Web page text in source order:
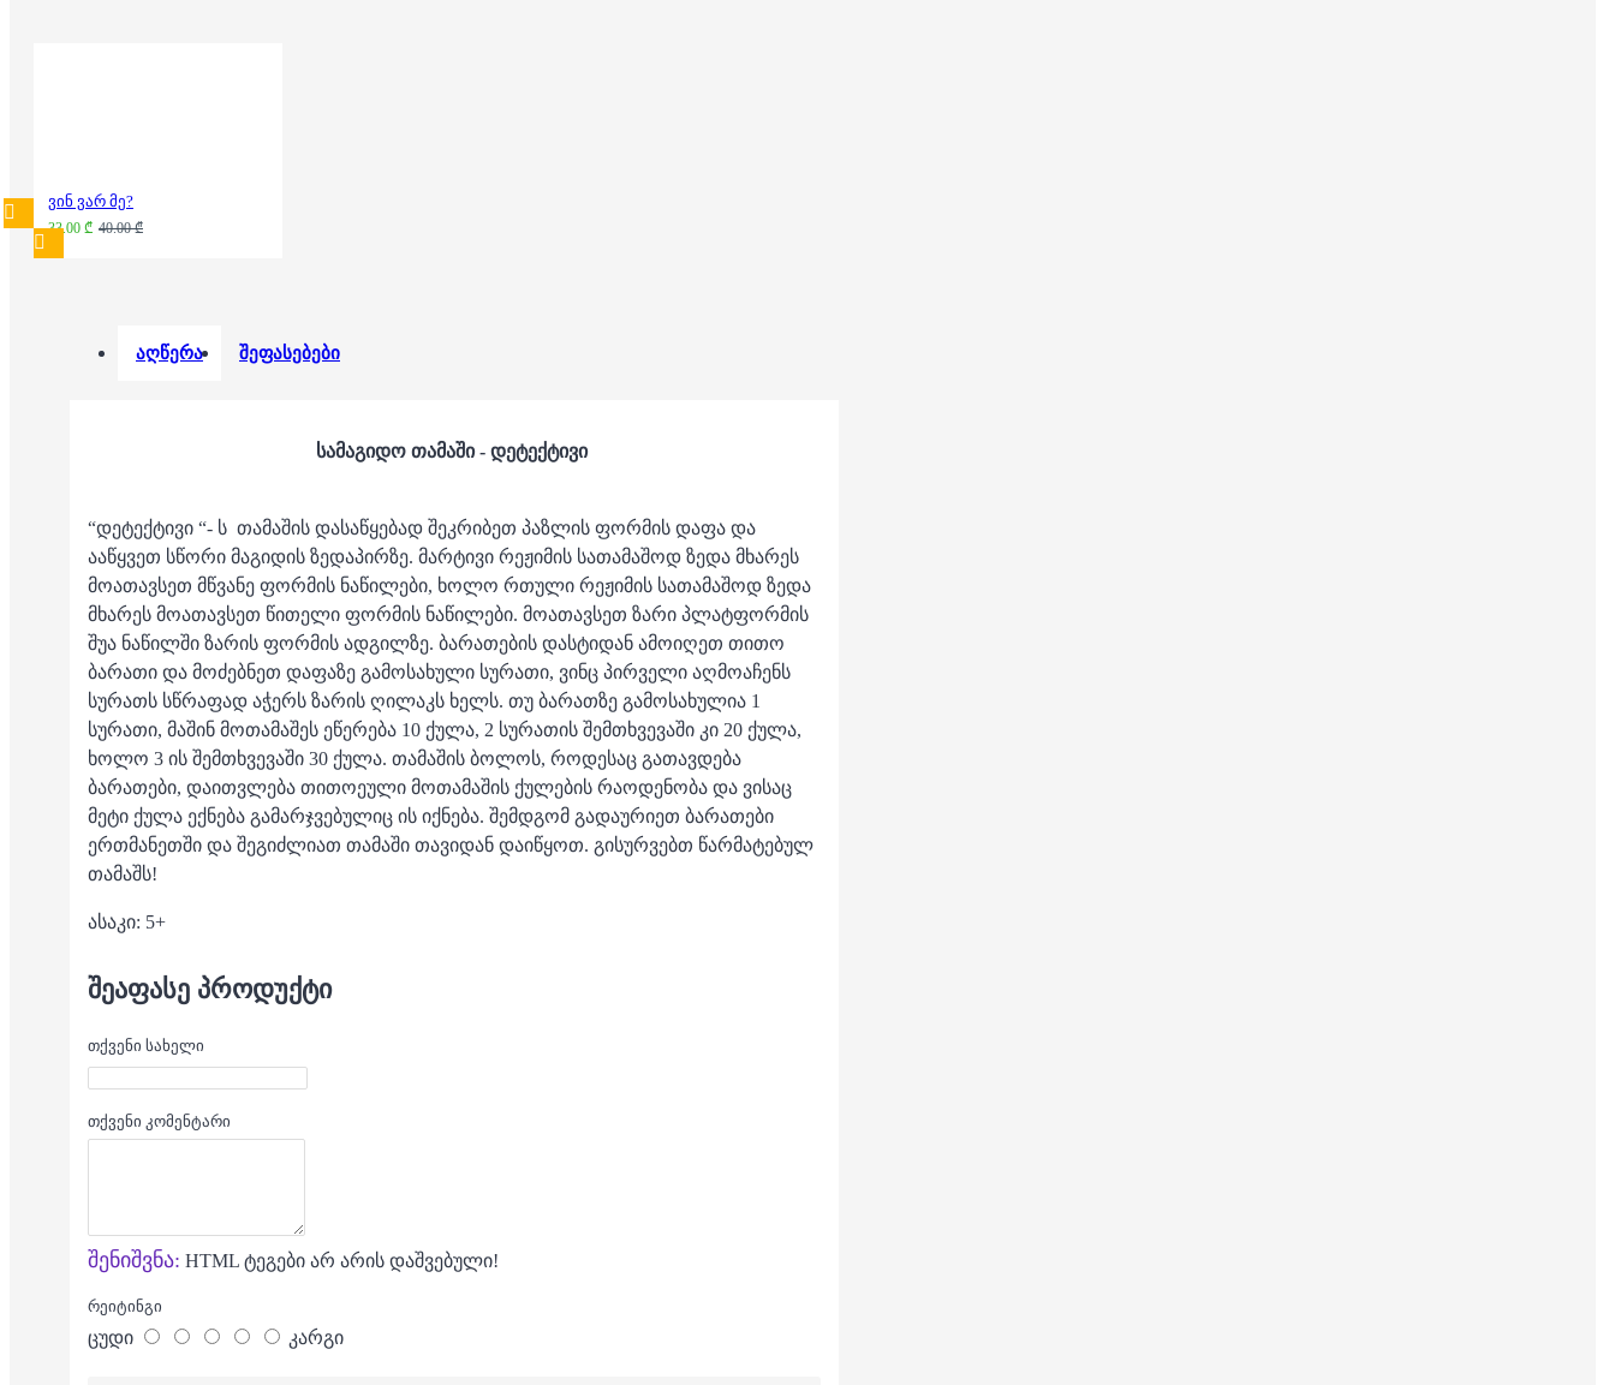
ვინ ვარ მე?
33.00 ₾ 40.00 ₾
აღწერა შეფასებები
სამაგიდო თამაში - დეტექტივი
“დეტექტივი “- ს თამაშის დასაწყებად შეკრიბეთ პაზლის ფორმის დაფა და
ააწყვეთ სწორი მაგიდის ზედაპირზე. მარტივი რეჟიმის სათამაშოდ ზედა მხარეს
მოათავსეთ მწვანე ფორმის ნაწილები, ხოლო რთული რეჟიმის სათამაშოდ ზედა
მხარეს მოათავსეთ წითელი ფორმის ნაწილები. მოათავსეთ ზარი პლატფორმის
შუა ნაწილში ზარის ფორმის ადგილზე. ბარათების დასტიდან ამოიღეთ თითო
ბარათი და მოძებნეთ დაფაზე გამოსახული სურათი, ვინც პირველი აღმოაჩენს
სურათს სწრაფად აჭერს ზარის ღილაკს ხელს. თუ ბარათზე გამოსახულია 1
სურათი, მაშინ მოთამაშეს ეწერება 10 ქულა, 2 სურათის შემთხვევაში კი 20 ქულა,
ხოლო 3 ის შემთხვევაში 30 ქულა. თამაშის ბოლოს, როდესაც გათავდება
ბარათები, დაითვლება თითოეული მოთამაშის ქულების რაოდენობა და ვისაც
მეტი ქულა ექნება გამარჯვებულიც ის იქნება. შემდგომ გადაურიეთ ბარათები
ერთმანეთში და შეგიძლიათ თამაში თავიდან დაიწყოთ. გისურვებთ წარმატებულ
თამაშს!
ასაკი: 5+
ᲨᲔᲐᲤᲐᲡᲔ ᲞᲠᲝᲓᲣᲥᲢᲘ
თქვენი სახელი
თქვენი კომენტარი
შენიშვნა: HTML ტეგები არ არის დაშვებული!
რეიტინგი
ცუდი კარგი